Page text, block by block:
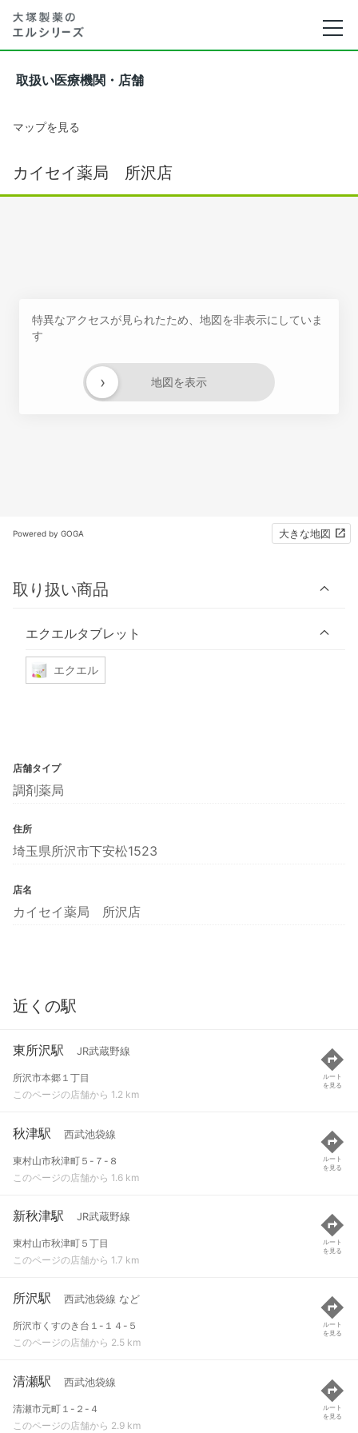
取扱い医療機関・店舗
マップを見る
カイセイ薬局 所沢店
特異なアクセスが見られたため、地図を非表示にしていま
す
地図を表示
›
Powered by GOGA 大きな地図
取り扱い商品
エクエルタブレット
エクエル
店舗タイプ
調剤薬局
住所
埼玉県所沢市下安松1523
店名
カイセイ薬局 所沢店
近くの駅
東所沢駅 JR武蔵野線
所沢市本郷１丁目
このページの店舗から 1.2 km
ルート
を見る
秋津駅 西武池袋線
東村山市秋津町５-７-８
このページの店舗から 1.6 km
ルート
を見る
新秋津駅 JR武蔵野線
東村山市秋津町５丁目
このページの店舗から 1.7 km
ルート
を見る
所沢駅 西武池袋線 など
所沢市くすのき台１-１４-５
このページの店舗から 2.5 km
ルート
を見る
清瀬駅 西武池袋線
清瀬市元町１-２-４
このページの店舗から 2.9 km
ルート
を見る